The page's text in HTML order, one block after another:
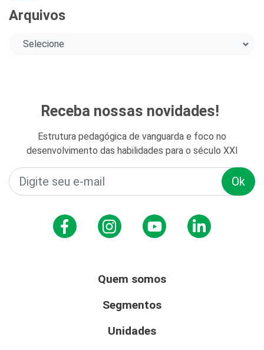
Arquivos
Receba nossas novidades!
Estrutura pedagógica de vanguarda e foco no
desenvolvimento das habilidades para o século XXI
Ok
Quem somos
Segmentos
Unidades